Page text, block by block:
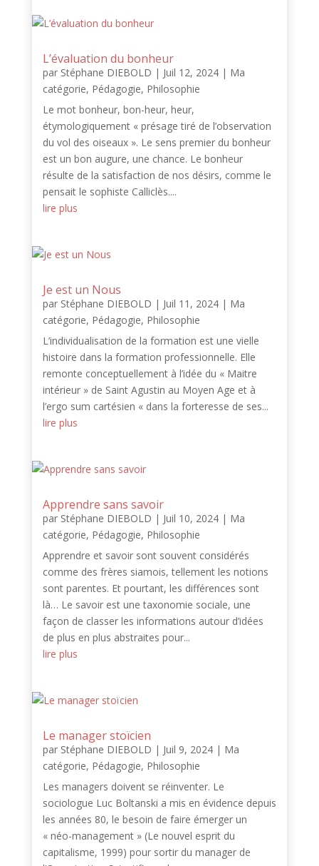
L’évaluation du bonheur
par Stéphane DIEBOLD | Juil 12, 2024| Ma
catégorie, Pédagogie, Philosophie
Le mot bonheur, bon-heur, heur,
étymologiquement « présage tiré de l’observation
du vol des oiseaux ». Le sens premier du bonheur
est un bon augure, une chance. Le bonheur
résulte de la satisfaction de nos désirs, comme le
pensait le sophiste Calliclès....
lire plus
Je est un Nous
par Stéphane DIEBOLD | Juil 11, 2024| Ma
catégorie, Pédagogie, Philosophie
L’individualisation de la formation est une vielle
histoire dans la formation professionnelle. Elle
remonte conceptuellement à l’idée du « Maitre
intérieur » de Saint Agustin au Moyen Age et à
l’ergo sum cartésien « dans la forteresse de ses...
lire plus
Apprendre sans savoir
par Stéphane DIEBOLD | Juil 10, 2024| Ma
catégorie, Pédagogie, Philosophie
Apprendre et savoir sont souvent considérés
comme des frères siamois, tellement les notions
sont parentes. Et pourtant, les différences sont
là… Le savoir est une taxonomie sociale, une
façon de classer les informations autour d’idées
de plus en plus abstraites pour...
lire plus
Le manager stoïcien
par Stéphane DIEBOLD | Juil 9, 2024| Ma
catégorie, Pédagogie, Philosophie
Les managers doivent se réinventer. Le
sociologue Luc Boltanski a mis en évidence depuis
les années 80, le besoin de faire émerger un
« néo-management » (Le nouvel esprit du
capitalisme, 1999) pour sortir du manager de